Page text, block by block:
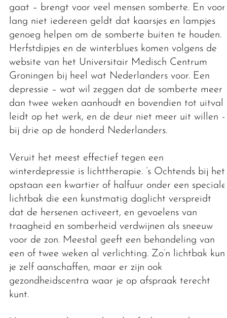
gaat – brengt voor veel mensen somberte. En voor
lang niet iedereen geldt dat kaarsjes en lampjes
genoeg helpen om de somberte buiten te houden.
Herfstdipjes en de winterblues komen volgens de
website van het Universitair Medisch Centrum
Groningen bij heel wat Nederlanders voor. Een
depressie – wat wil zeggen dat de somberte meer
dan twee weken aanhoudt en bovendien tot uitval
leidt op het werk, en de deur niet meer uit willen –
bij drie op de honderd Nederlanders.
Veruit het meest effectief tegen een
winterdepressie is lichttherapie. ’s Ochtends bij het
opstaan een kwartier of halfuur onder een speciale
lichtbak die een kunstmatig daglicht verspreidt
dat de hersenen activeert, en gevoelens van
traagheid en somberheid verdwijnen als sneeuw
voor de zon. Meestal geeft een behandeling van
een of twee weken al verlichting. Zo’n lichtbak kun
je zelf aanschaffen, maar er zijn ook
gezondheidscentra waar je op afspraak terecht
kunt.